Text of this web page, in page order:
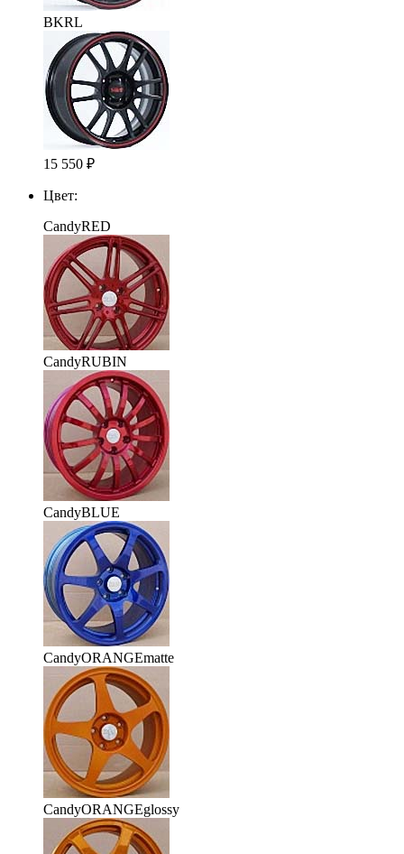
BKRL
15 550 ₽
Цвет:
CandyRED
CandyRUBIN
CandyBLUE
CandyORANGEmatte
CandyORANGEglossy